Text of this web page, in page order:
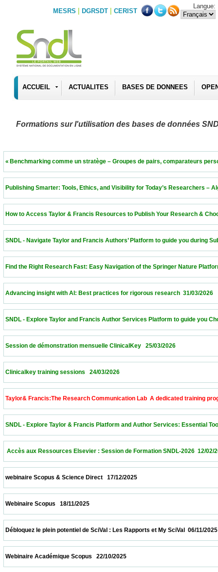
MESRS | DGRSDT | CERIST
Langue:
ACCUEIL ACTUALITES BASES DE DONNEES
Formations sur l'utilisation des bases de données
« Benchmarking comme un stratège – Groupes de pairs,
Publishing Smarter: Tools, Ethics, and Visibility for Today’s
How to Access Taylor & Francis Resources to Publish Your
SNDL - Navigate Taylor and Francis Authors’ Platform to guide you
Find the Right Research Fast: Easy Navigation of the Springer
Advancing insight with AI: Best practices for rigorous research
SNDL - Explore Taylor and Francis Author Services Platform to
Session de démonstration mensuelle ClinicalKey   25/03/2026
Clinicalkey training sessions   24/03/2026
Taylor& Francis:The Research Communication Lab  A dedicated
SNDL - Explore Taylor & Francis Platform and Author Services:
Accès aux Ressources Elsevier : Session de Formation SNDL-
webinaire Scopus & Science Direct   17/12/2025
Webinaire Scopus   18/11/2025
Débloquez le plein potentiel de SciVal : Les Rapports et My
Webinaire Académique Scopus   22/10/2025